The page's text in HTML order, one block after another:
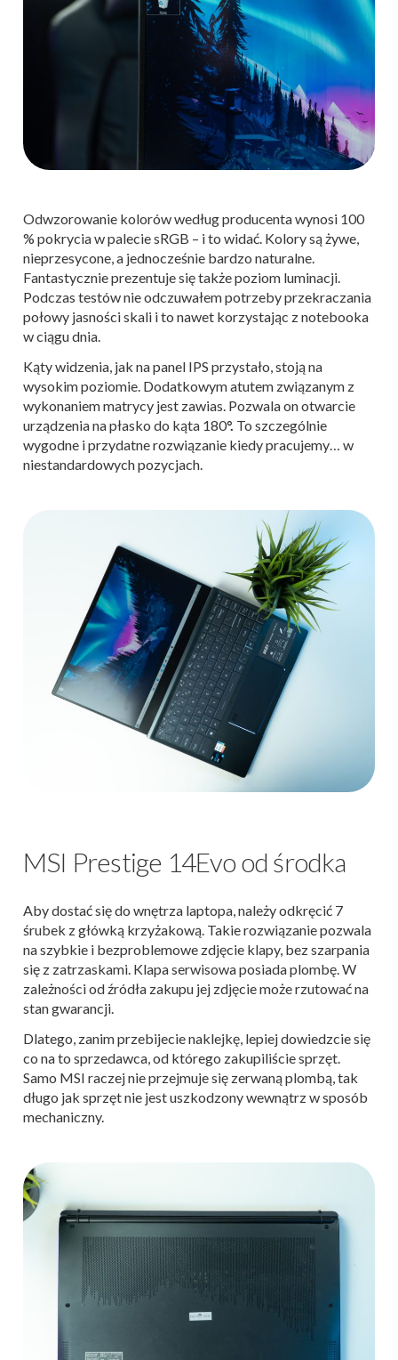
Odwzorowanie kolorów według producenta wynosi 100
% pokrycia w palecie sRGB – i to widać. Kolory są żywe,
nieprzesycone, a jednocześnie bardzo naturalne.
Fantastycznie prezentuje się także poziom luminacji.
Podczas testów nie odczuwałem potrzeby przekraczania
połowy jasności skali i to nawet korzystając z notebooka
w ciągu dnia.
Kąty widzenia, jak na panel IPS przystało, stoją na
wysokim poziomie. Dodatkowym atutem związanym z
wykonaniem matrycy jest zawias. Pozwala on otwarcie
urządzenia na płasko do kąta 180°. To szczególnie
wygodne i przydatne rozwiązanie kiedy pracujemy… w
niestandardowych pozycjach.
MSI Prestige 14Evo od środka
Aby dostać się do wnętrza laptopa, należy odkręcić 7
śrubek z główką krzyżakową. Takie rozwiązanie pozwala
na szybkie i bezproblemowe zdjęcie klapy, bez szarpania
się z zatrzaskami. Klapa serwisowa posiada plombę. W
zależności od źródła zakupu jej zdjęcie może rzutować na
stan gwarancji.
Dlatego, zanim przebijecie naklejkę, lepiej dowiedzcie się
co na to sprzedawca, od którego zakupiliście sprzęt.
Samo MSI raczej nie przejmuje się zerwaną plombą, tak
długo jak sprzęt nie jest uszkodzony wewnątrz w sposób
mechaniczny.